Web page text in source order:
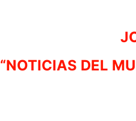
“NOTICIAS DEL